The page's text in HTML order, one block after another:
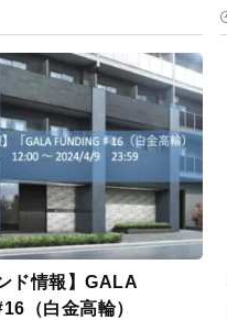
ド情報】GALA
（白金高輪）